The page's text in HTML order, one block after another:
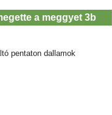
a meggyet 3b
pentaton dallamok